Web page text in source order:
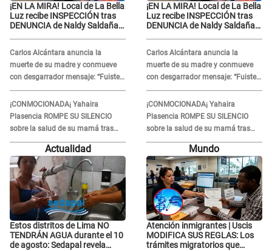
¡EN LA MIRA! Local de La Bella
Luz recibe INSPECCIÓN tras
DENUNCIA de Naldy Saldaña
Carlos Alcántara anuncia la
muerte de su madre y conmueve
con desgarrador mensaje: “Fuiste
una gran mujer”
¡CONMOCIONADA¡ Yahaira
Plasencia ROMPE SU SILENCIO
sobre la salud de su mamá tras
APARECER en centro oncológico:
“La oración tiene poder”
¡EN LA MIRA! Local de La Bella
Luz recibe INSPECCIÓN tras
DENUNCIA de Naldy Saldaña
Carlos Alcántara anuncia la
muerte de su madre y conmueve
con desgarrador mensaje: “Fuiste
una gran mujer”
¡CONMOCIONADA¡ Yahaira
Plasencia ROMPE SU SILENCIO
sobre la salud de su mamá tras
APARECER en centro oncológico:
“La oración tiene poder”
Actualidad
Estos distritos de Lima NO
TENDRÁN AGUA durante el 10
de agosto: Sedapal revela
Mundo
Atención inmigrantes | Uscis
MODIFICA SUS REGLAS: Los
trámites migratorios que